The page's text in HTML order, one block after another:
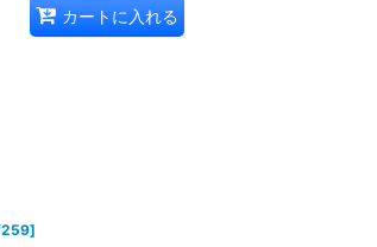
カートに入れる
]